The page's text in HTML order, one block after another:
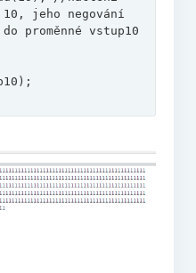
jeho negování
proměnné vstup10